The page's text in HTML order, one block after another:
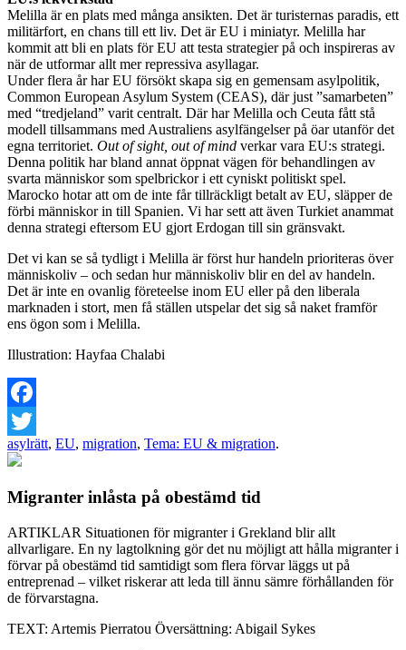
Melilla är en plats med många ansikten. Det är turisternas paradis, ett
militärfort, en chans till ett liv. Det är EU i miniatyr. Melilla har
kommit att bli en plats för EU att testa strategier på och inspireras av
när de utformar allt mer repressiva asyllagar.
Under flera år har EU försökt skapa sig en gemensam asylpolitik,
Common European Asylum System (CEAS), där just ”samarbeten”
med “tredjeland” varit centralt. Där har Melilla och Ceuta fått stå
modell tillsammans med Australiens asylfängelser på öar utanför det
egna territoriet. Out of sight, out of mind verkar vara EU:s strategi.
Denna politik har bland annat öppnat vägen för behandlingen av
svarta människor som spelbrickor i ett cyniskt politiskt spel.
Marocko hotar att om de inte får tillräckligt betalt av EU, släpper de
förbi människor in till Spanien. Vi har sett att även Turkiet anammat
denna strategi eftersom EU gjort Erdogan till sin gränsvakt.
Det vi kan se så tydligt i Melilla är först hur handeln prioriteras över
människoliv – och sedan hur människoliv blir en del av handeln.
Det är inte en ovanlig företeelse inom EU eller på den liberala
marknaden i stort, men få ställen utspelar det sig så naket framför
ens ögon som i Melilla.
Illustration: Hayfaa Chalabi
Facebook
Twitter
asylrätt, EU, migration, Tema: EU & migration.
Migranter inlåsta på obestämd tid
ARTIKLAR Situationen för migranter i Grekland blir allt
allvarligare. En ny lagtolkning gör det nu möjligt att hålla migranter i
förvar på obestämd tid samtidigt som flera förvar läggs ut på
entreprenad – vilket riskerar att leda till ännu sämre förhållanden för
de förvarstagna.
TEXT: Artemis Pierratou Översättning: Abigail Sykes